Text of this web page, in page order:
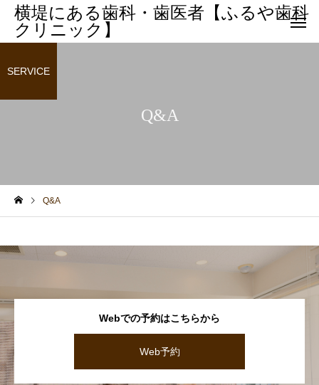
横堤にある歯科・歯医者【ふるや歯科
クリニック】
子供の歯列矯正はいつから
な開始時期
乳歯がグラグラしてい
Q&A
SERVICE
Q&A
Webでの予約はこちらから
Web予約